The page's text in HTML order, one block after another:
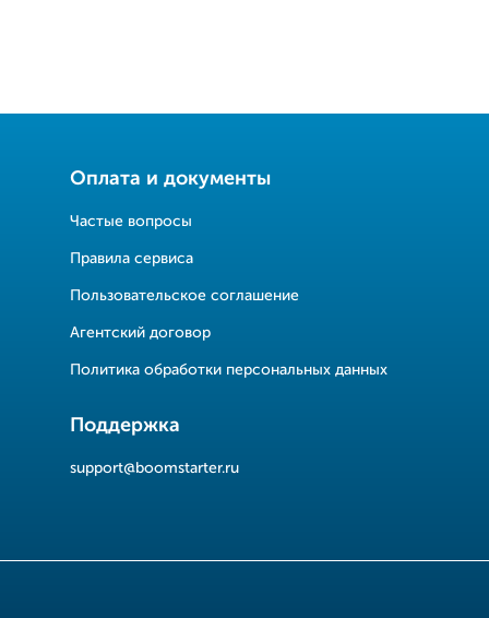
Оплата и документы
Частые вопросы
Правила сервиса
Пользовательское соглашение
Агентский договор
Политика обработки персональных данных
Поддержка
support@boomstarter.ru